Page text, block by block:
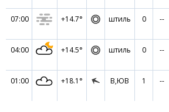
07:00 +14.7° штиль 0 --
04:00 +14.5° штиль 0 --
01:00 +18.1° В,ЮВ 1 --